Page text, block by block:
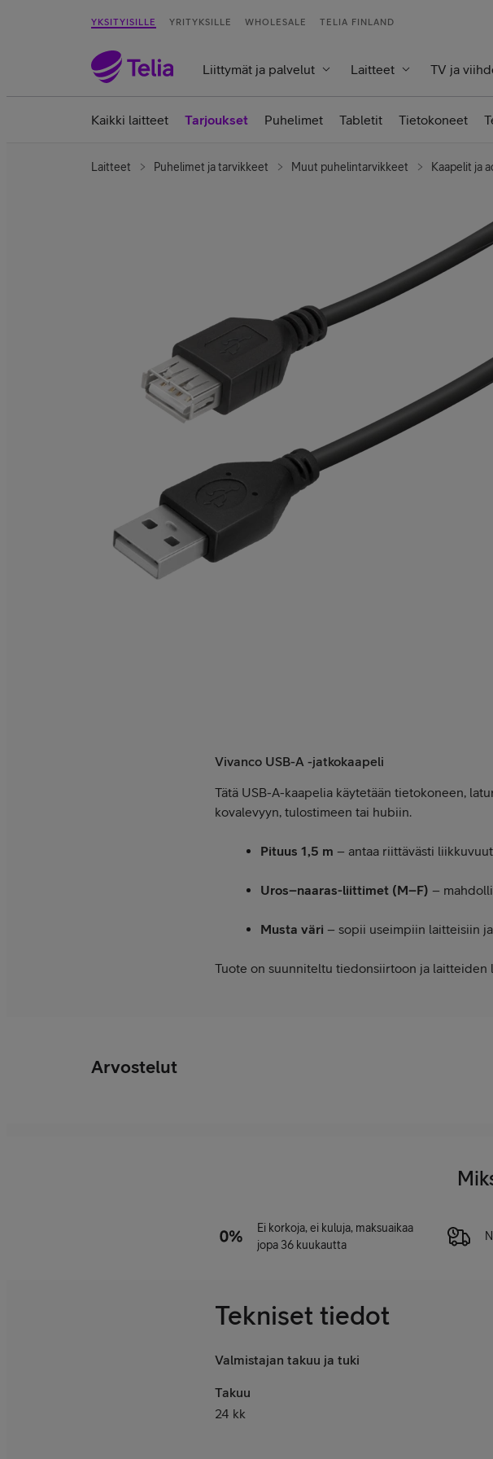
YKSITYISILLE YRITYKSILLE WHOLESALE TELIA FINLAND
Liittymät ja palvelut Laitteet TV ja
Kaikki laitteet Tarjoukset Puhelimet Tabletit Tietokoneet
Laitteet Puhelimet ja tarvikkeet Muut puhelintarvikkeet Kaapelit ja
Vivanco USB-A -jatkokaapeli
Tätä USB-A-kaapelia käytetään tietokoneen,
kovalevyyn, tulostimeen tai hubiin.
Pituus 1,5 m – antaa riittävästi
Uros–naaras-liittimet (M–F) –
Musta väri – sopii useimpiin laitteisiin
Tuote on suunniteltu tiedonsiirtoon ja laitteiden
Arvostelut
Ei korkoja, ei kuluja, maksuaikaa
jopa 36 kuukautta
Tekniset tiedot
Valmistajan takuu ja tuki
Takuu
24 kk